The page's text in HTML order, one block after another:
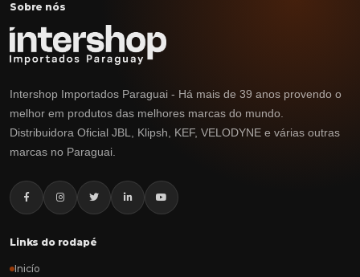
Sobre nós
Intershop Importados Paraguai - Há mais de 39 anos provendo o
melhor em produtos das melhores marcas do mundo.
Distribuidora Oficial JBL, Klipsh, KEF, VELODYNE e várias outras
marcas no Paraguai.
Links do rodapé
Inicío